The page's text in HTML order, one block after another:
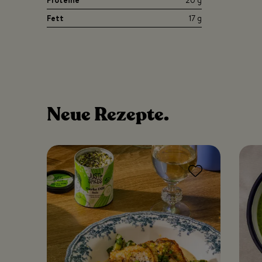
Fett
17 g
NeueRezepte.